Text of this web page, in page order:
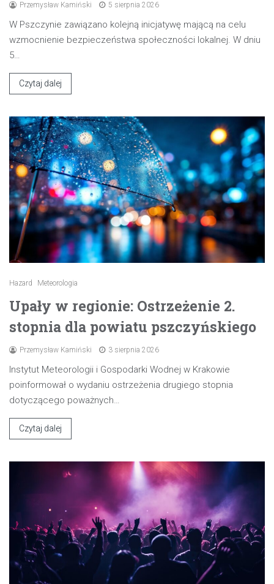
Przemysław Kamiński 5 sierpnia 2026
W Pszczynie zawiązano kolejną inicjatywę mającą na celu
wzmocnienie bezpieczeństwa społeczności lokalnej. W dniu
5…
Czytaj dalej
Hazard Meteorologia
Upały w regionie: Ostrzeżenie 2.
stopnia dla powiatu pszczyńskiego
Przemysław Kamiński 3 sierpnia 2026
Instytut Meteorologii i Gospodarki Wodnej w Krakowie
poinformował o wydaniu ostrzeżenia drugiego stopnia
dotyczącego poważnych…
Czytaj dalej